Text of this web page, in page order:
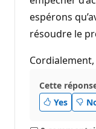
espérons
résoudre le
Cette
Yes